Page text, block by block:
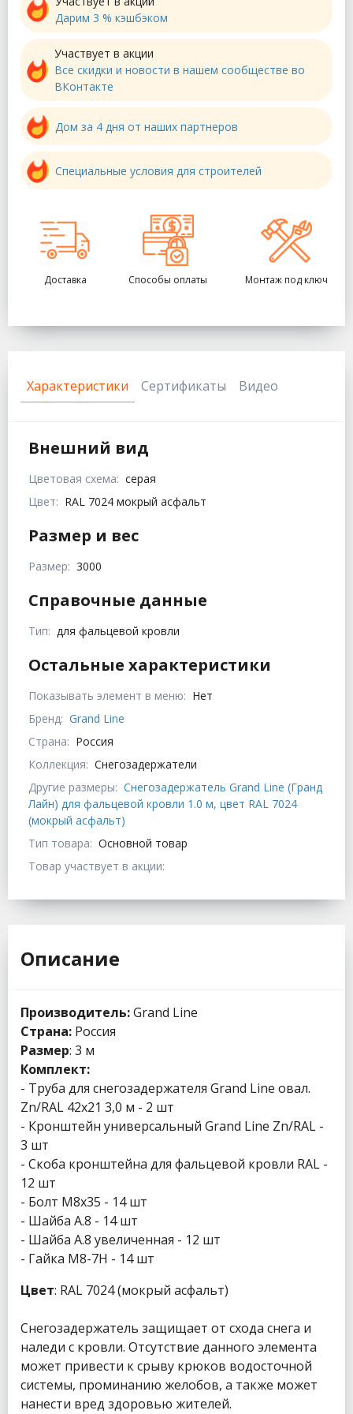
Дарим 3 % кэшбэком
Участвует в акции
Все скидки и новости в нашем сообществе во
ВКонтакте
Дом за 4 дня от наших партнеров
Специальные условия для строителей
Доставка Способы оплаты Монтаж под ключ
Характеристики Сертификаты Видео
Внешний вид
Цветовая схема: серая
Цвет: RAL 7024 мокрый асфальт
Размер и вес
Размер: 3000
Справочные данные
Тип: для фальцевой кровли
Остальные характеристики
Показывать элемент в меню: Нет
Бренд: Grand Line
Страна: Россия
Коллекция: Снегозадержатели
Другие размеры: Снегозадержатель Grand Line (Гранд
Лайн) для фальцевой кровли 1.0 м, цвет RAL 7024
(мокрый асфальт)
Тип товара: Основной товар
Товар участвует в акции:
Описание
Производитель:Grand Line
Страна: Россия
Размер: 3 м
Комплект:
- Труба для снегозадержателя Grand Line овал.
Zn/RAL 42х21 3,0 м - 2 шт
- Кронштейн универсальный Grand Line Zn/RAL -
3 шт
- Скоба кронштейна для фальцевой кровли RAL -
12 шт
- Болт М8х35 - 14 шт
- Шайба А.8 - 14 шт
- Шайба А.8 увеличенная - 12 шт
- Гайка М8-7Н - 14 шт
Цвет: RAL 7024 (мокрый асфальт)
Снегозадержатель защищает от схода снега и
наледи с кровли. Отсутствие данного элемента
может привести к срыву крюков водосточной
системы, проминанию желобов, а также может
нанести вред здоровью жителей.